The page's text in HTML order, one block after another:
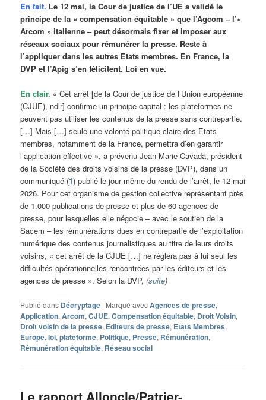
En fait. Le 12 mai, la Cour de justice de l’UE a validé le
principe de la « compensation équitable » que l’Agcom – l’«
Arcom » italienne – peut désormais fixer et imposer aux
réseaux sociaux pour rémunérer la presse. Reste à
l’appliquer dans les autres Etats membres. En France, la
DVP et l’Apig s’en félicitent. Loi en vue.
En clair. « Cet arrêt [de la Cour de justice de l’Union européenne
(CJUE), ndlr] confirme un principe capital : les plateformes ne
peuvent pas utiliser les contenus de la presse sans contrepartie.
[…] Mais […] seule une volonté politique claire des Etats
membres, notamment de la France, permettra d’en garantir
l’application effective », a prévenu Jean-Marie Cavada, président
de la Société des droits voisins de la presse (DVP), dans un
communiqué (1) publié le jour même du rendu de l’arrêt, le 12 mai
2026. Pour cet organisme de gestion collective représentant près
de 1.000 publications de presse et plus de 60 agences de
presse, pour lesquelles elle négocie – avec le soutien de la
Sacem – les rémunérations dues en contrepartie de l’exploitation
numérique des contenus journalistiques au titre de leurs droits
voisins, « cet arrêt de la CJUE […] ne réglera pas à lui seul les
difficultés opérationnelles rencontrées par les éditeurs et les
agences de presse ». Selon la DVP,(suite)
Publié dans Décryptage | Marqué avecAgences de presse,
Application,Arcom,CJUE,Compensation équitable, Droit Voisin,
Droit voisin de la presse, Editeurs de presse, Etats Membres,
Europe,loi,plateforme, Politique, Presse, Rémunération,
Rémunération équitable, Réseau social
Le rapport Alloncle/Patrier-